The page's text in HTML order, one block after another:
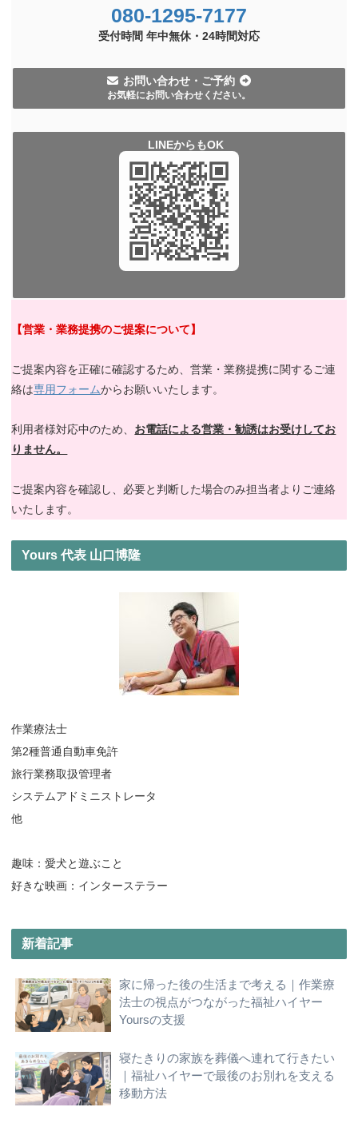
080-1295-7177
受付時間 年中無休・ 24時間対応
お問い合わせ・ご予約
お気軽にお問い合わせください。
LINEからもOK
【営業・業務提携のご提案について】
ご提案内容を正確に確認するため、営業・業務提携に関するご連
絡は専用フォームからお願いいたします。
利用者様対応中のため、 お電話による営業・勧誘はお受けしてお
りません。
ご提案内容を確認し、必要と判断した場合のみ担当者よりご連絡
いたします。
Yours 代表 山口博隆
作業療法士
第2種普通自動車免許
旅行業務取扱管理者
システムアドミニストレータ
他
趣味：愛犬と遊ぶこと
好きな映画：インターステラー
新着記事
家に帰った後の生活まで考える｜作業療
法士の視点がつながった福祉ハイヤー
Yoursの支援
寝たきりの家族を葬儀へ連れて行きたい
｜福祉ハイヤーで最後のお別れを支える
移動方法